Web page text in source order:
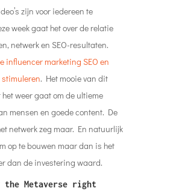
zijn voor iedereen te
week gaat het over de relatie
netwerk en SEO-resultaten.
influencer marketing SEO en
. Het mooie van dit
weer gaat om de ultieme
mensen en goede content. De
netwerk zeg maar. En natuurlijk
op te bouwen maar dan is het
dan de investering waard.
the Metaverse right